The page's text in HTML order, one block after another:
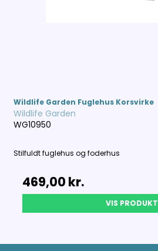
Wildlife Garden Fuglehus Korsvirke
Wildlife Garden
WG10950
Stilfuldt fuglehus og foderhus
469,00 kr.
VIS PRODUKT